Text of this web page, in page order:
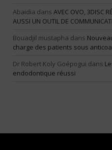
Abaidia dans AVEC OVO, 3DISC
AUSSI UN OUTIL DE
Bouadjil mustapha dans
charge des patients sous
Dr Robert Koly Goépogui dans
endodontique réussi